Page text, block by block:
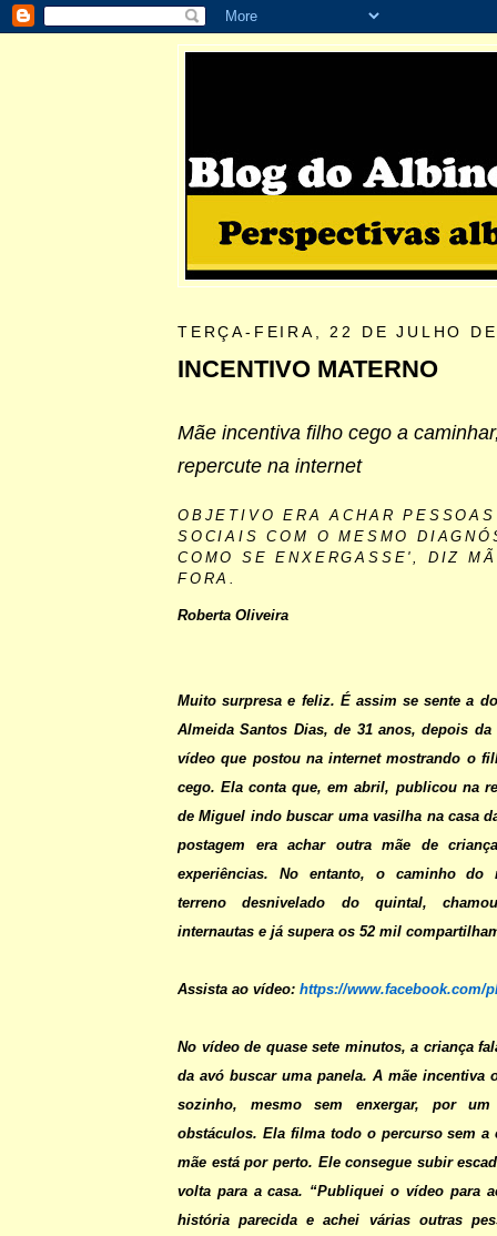
TERÇA-FEIRA, 22 DE JULHO
INCENTIVO MATERNO
Mãe incentiva filho cego a
repercute na internet
OBJETIVO ERA ACHAR
SOCIAIS COM O MESMO
COMO SE ENXERGASSE', DIZ
FORA.
Roberta Oliveira
Muito surpresa e feliz. É assim se sente a
Almeida Santos Dias, de 31 anos, depois
vídeo que postou na internet mostrando o
cego. Ela conta que, em abril, publicou na
de Miguel indo buscar uma vasilha na casa
postagem era achar outra mãe de
experiências. No entanto, o caminho do
terreno desnivelado do quintal,
internautas e já supera os 52 mil
Assista ao vídeo: https://www.facebook.com/
No vídeo de quase sete minutos, a criança
da avó buscar uma panela. A mãe incentiva
sozinho, mesmo sem enxergar, por
obstáculos. Ela filma todo o percurso sem a
mãe está por perto. Ele consegue subir
volta para a casa. “Publiquei o vídeo para
história parecida e achei várias outras